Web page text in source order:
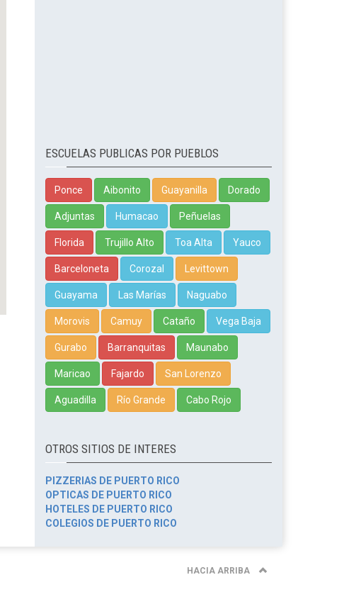
ESCUELAS PUBLICAS POR PUEBLOS
Ponce Aibonito Guayanilla Dorado
Adjuntas Humacao Peñuelas
Florida Trujillo Alto Toa Alta Yauco
Barceloneta Corozal Levittown
Guayama Las Marías Naguabo
Morovis Camuy Cataño Vega Baja
Gurabo Barranquitas Maunabo
Maricao Fajardo San Lorenzo
Aguadilla Río Grande Cabo Rojo
OTROS SITIOS DE INTERES
PIZZERIAS DE PUERTO RICO
OPTICAS DE PUERTO RICO
HOTELES DE PUERTO RICO
COLEGIOS DE PUERTO RICO
HACIA ARRIBA